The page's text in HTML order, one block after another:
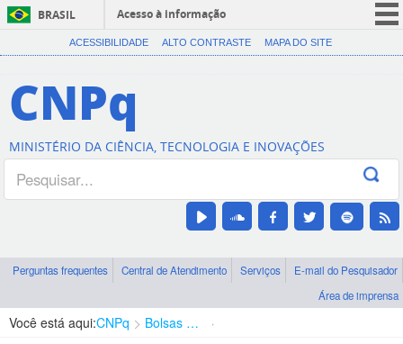
BRASIL
Acesso à informação
CORONAVÍRUS (COVID-19)
Canais
ACESSIBILIDADE ALTO CONTRASTE MAPA DO SITE
CNPq
MINISTÉRIO DA CIÊNCIA, TECNOLOGIA E INOVAÇÕES
Perguntas frequentes Central de Atendimento Serviços
E-mail do Pesquisador
Área de imprensa
Você está aqui:CNPq Bolsas e Auxílios Vigentes